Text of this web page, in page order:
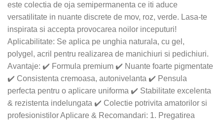
este colectia de oja semipermanenta ce iti aduce
versatilitate in nuante discrete de mov, roz, verde. Lasa-te
inspirata si accepta provocarea noilor inceputuri!
Aplicabilitate: Se aplica pe unghia naturala, cu gel,
polygel, acril pentru realizarea de manichiuri si pedichiuri.
Avantaje: ✔️ Formula premium ✔️ Nuante foarte pigmentate
✔️ Consistenta cremoasa, autonivelanta ✔️ Pensula
perfecta pentru o aplicare uniforma ✔️ Stabilitate excelenta
& rezistenta indelungata ✔️ Colectie potrivita amatorilor si
profesionistilor Aplicare & Recomandari: 1. Pregatirea